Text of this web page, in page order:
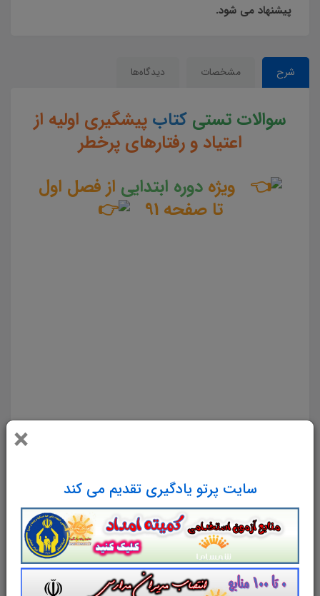
×
سایت پرتو یادگیری تقدیم می کند
پیشنهاد می شود.
شرح مشخصات دیدگاه‌ها
سوالات تستی کتاب پیشگیری اولیه از
اعتیاد و رفتارهای پرخطر
ویژهدوره ابتدایی از فصل اول
تا صفحه 91
مجموعه سوالات و تست کتاب
پیشگیری
اولیه از اعتیاد و رفتارهای پرخطر با پاسخ
تشریحی
سوالات و تست کتابپیشگیری اولیه از اعتیاد و